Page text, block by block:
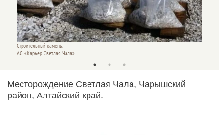
Строительный камень.
АО «Карьер Светлая Чала»
Месторождение Светлая Чала, Чарышский
район, Алтайский край.